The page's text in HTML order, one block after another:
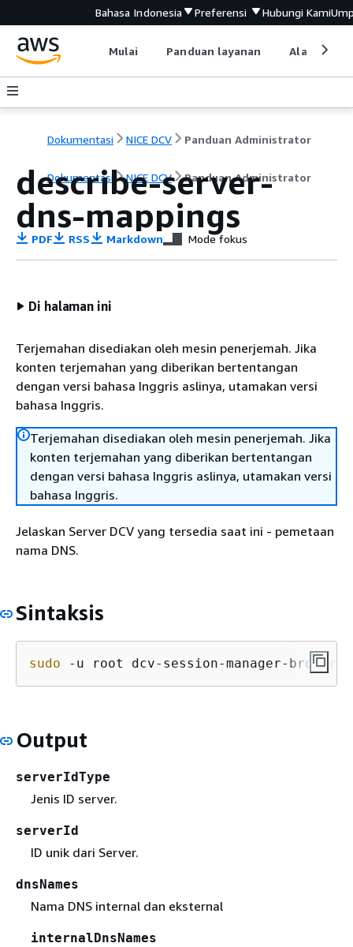
Bahasa Indonesia Preferensi Hubungi Kami
Mulai Panduan layanan Alat
Dokumentasi NICE DCV Panduan Administrator
Dokumentasi NICE DCV Panduan Administrator
describe-server-
dns-mappings
PDF RSS Markdown Mode fokus
Di halaman ini
Terjemahan disediakan oleh mesin penerjemah. Jika
konten terjemahan yang diberikan bertentangan
dengan versi bahasa Inggris aslinya, utamakan versi
bahasa Inggris.
Terjemahan disediakan oleh mesin penerjemah. Jika
konten terjemahan yang diberikan bertentangan
dengan versi bahasa Inggris aslinya, utamakan versi
bahasa Inggris.
Jelaskan Server DCV yang tersedia saat ini - pemetaan
nama DNS.
Sintaksis
sudo -u root dcv-session-manager-broker
Output
serverIdType
Jenis ID server.
serverId
ID unik dari Server.
dnsNames
Nama DNS internal dan eksternal
internalDnsNames